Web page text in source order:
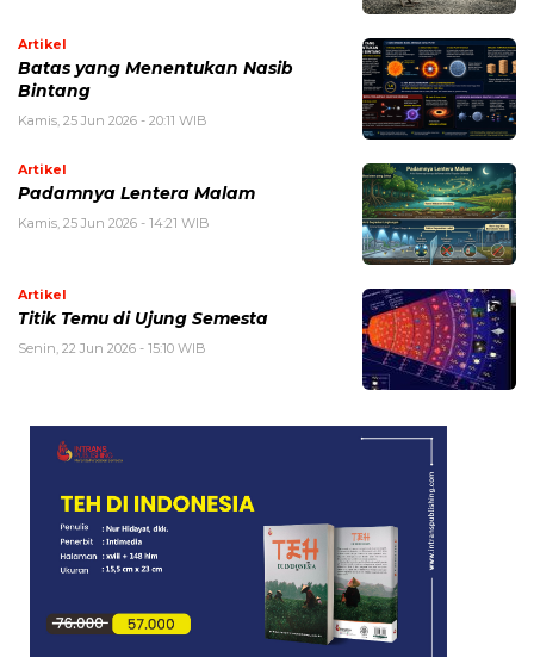
Artikel
Batas yang Menentukan Nasib
Bintang
Kamis, 25 Jun 2026 - 20:11 WIB
Artikel
Padamnya Lentera Malam
Kamis, 25 Jun 2026 - 14:21 WIB
Artikel
Titik Temu di Ujung Semesta
Senin, 22 Jun 2026 - 15:10 WIB